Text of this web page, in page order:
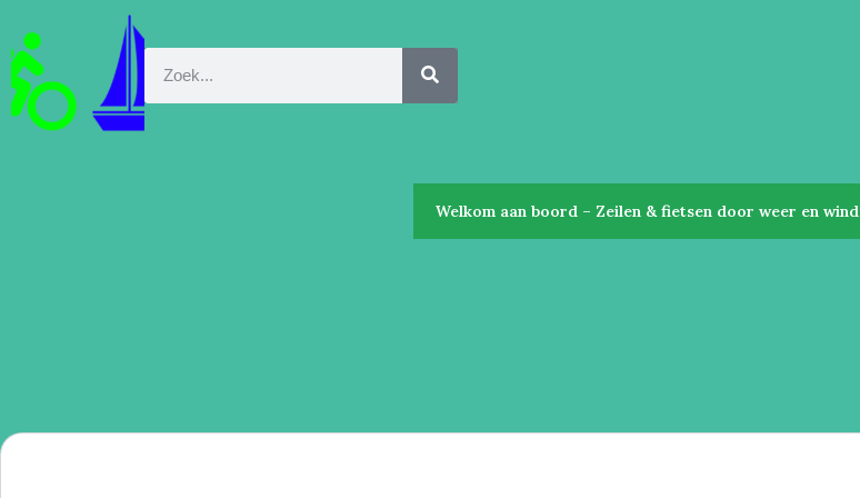
Welkom aan boord – Zeilen & fietsen door weer en wind